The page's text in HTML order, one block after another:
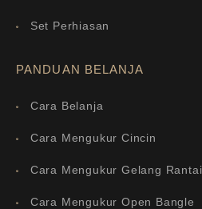
Set Perhiasan
PANDUAN BELANJA
Cara Belanja
Cara Mengukur Cincin
Cara Mengukur Gelang Rantai
Cara Mengukur Open Bangle